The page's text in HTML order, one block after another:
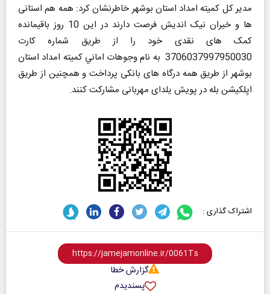
مدیر کل کمیته امداد استان بوشهر خاطرنشان کرد: همه هم استانی
ها و خیران نیک اندیش فرصت دارند در این 10 روز باقیمانده
کمک های نقدی خود را از طریق شماره كارت
3706037997950030 به نام وجوهات اماني كميته امداد استان
بوشهر از طریق همه درگاه های بانکی پرداخت و همچنین از طریق
اپلکیشن بله در پويش یلدای مهربانی مشاركت كنند.
اشتراک گذاری :
گزارش خطا
پسندیدم